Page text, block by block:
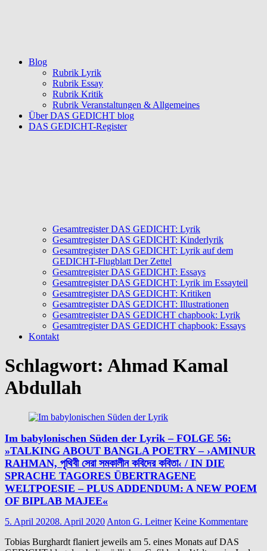
Blog
Rubrik Lyrik
Rubrik Essay
Rubrik Kritik
Rubrik Veranstaltungen & Allgemeines
Über DAS GEDICHT blog
DAS GEDICHT-Register
Gesamtregister DAS GEDICHT: Lyrik
Gesamtregister DAS GEDICHT: Kinderlyrik
Gesamtregister DAS GEDICHT: Lyrik auf dem
GEDICHT-Flugblatt Der Zettel
Gesamtregister DAS GEDICHT: Essays
Gesamtregister DAS GEDICHT: Lyrik im Essayteil
Gesamtregister DAS GEDICHT: Kritiken
Gesamtregister DAS GEDICHT: Illustrationen
Gesamtregister DAS GEDICHT chapbook: Lyrik
Gesamtregister DAS GEDICHT chapbook: Essays
Kontakt
Schlagwort: Ahmad Kamal
Abdullah
Im babylonischen Süden der Lyrik – FOLGE 56:
»TALKING ABOUT BANGLA POETRY – ›AMINUR
RAHMAN, পৃথিবী সেরা সমকালীন কবিদের কবিতা‹ / IN DIE
SPRACHE TAGORES ÜBERTRAGENE
WELTPOESIE – PLUS ADDENDUM: A NEW POEM
OF BIPLAB MAJEE«
5. April 20208. April 2020 Anton G. Leitner Keine Kommentare
Tobias Burghardt flaniert jeweils am 5. eines Monats auf DAS